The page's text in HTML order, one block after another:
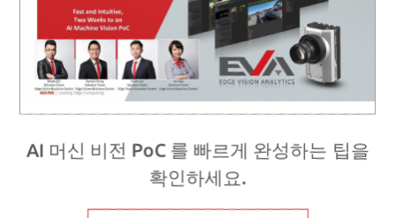
AI 머신 비전 PoC 를 빠르게 완성하는 팁을
확인하세요.